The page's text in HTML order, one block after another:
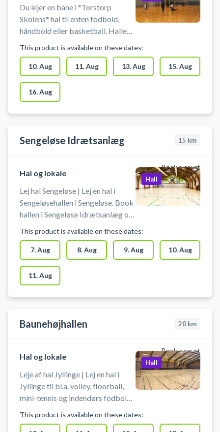
Du lejer en bane i *Torstorp
Skolens* hal til enten fodbold,
håndbold eller basketball. Hallen
benyttes til badminton. Der er net,
mål og kurve til rådighed. Der er
mulighed for omklædning og bad.
This product is available on these dates:
10. Aug 11. Aug 13. Aug 15. Aug
16. Aug
Sengeløse Idrætsanlæg 15 km
Book a court
Hal og lokale
Lej hal Sengeløse | Lej en hal i
Sengeløsehallen i Sengeløse. Book
hallen i Sengeløse Idrætsanlæg og
fodbold i Sengeløse. Booking af
hallen kan bruges til blandt andet
indendørs fodbold, håndbold,
pickleball og badminton. Der er
net og mål til rådighed. Der er
mulighed for gratis parkering ved
Sengeløse. Omklædningsrum og
hallen åbnes/lukkes en halv time
Hall
This product is available on these dates:
7. Aug 8. Aug 9. Aug 10. Aug
11. Aug
Baunehøjhallen 20 km
Book a court
Hal og lokale
Leje af hal Jyllinge | Lej en hal i
Jyllinge til bl.a. volley, floorball,
mini-tennis og indendørs fodbold
ved Baunehøjskolen i Jyllinge.
Hall
This product is available on these dates: